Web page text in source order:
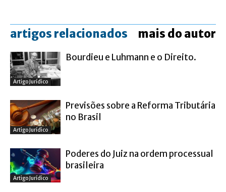
artigos relacionados mais do autor
Artigo Jurídico
Bourdieu e Luhmann e o Direito.
Artigo Jurídico
Previsões sobre a Reforma Tributária
no Brasil
Artigo Jurídico
Poderes do Juiz na ordem processual
brasileira